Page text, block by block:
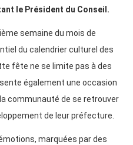
le Président du Conseil.
semaine du mois de
du calendrier culturel des
fête ne se limite pas à des
également une occasion
communauté de se retrouver
de leur préfecture.
marquées par des